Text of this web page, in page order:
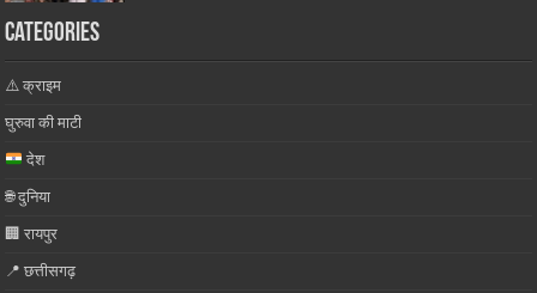
Categories
⚠️ क्राइम
घुरुवा की माटी
देश
🌐 दुनिया
🏢 रायपुर
📍 छत्तीसगढ़